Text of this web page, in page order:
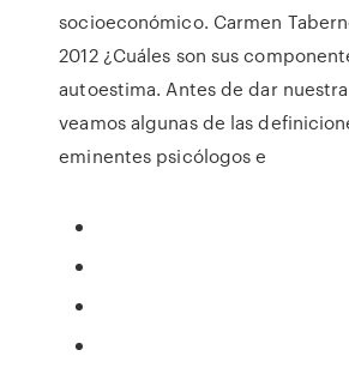
socioeconómico. Carmen
2012 ¿Cuáles son sus
autoestima. Antes de dar
veamos algunas de las
eminentes psicólogos e